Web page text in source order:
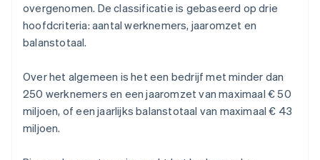
overgenomen. De classificatie is gebaseerd op drie
hoofdcriteria: aantal werknemers, jaaromzet en
balanstotaal.
Over het algemeen is het een bedrijf met minder dan
250 werknemers en een jaaromzet van maximaal € 50
miljoen, of een jaarlijks balanstotaal van maximaal € 43
miljoen.